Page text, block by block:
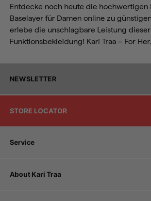
Entdecke noch heute die hochwertigen
Baselayer für Damen online zu
erlebe die unschlagbare Leistung dieser
Funktionsbekleidung! Kari Traa – For
NEWSLETTER
STORE LOCATOR
Service
About Kari Traa